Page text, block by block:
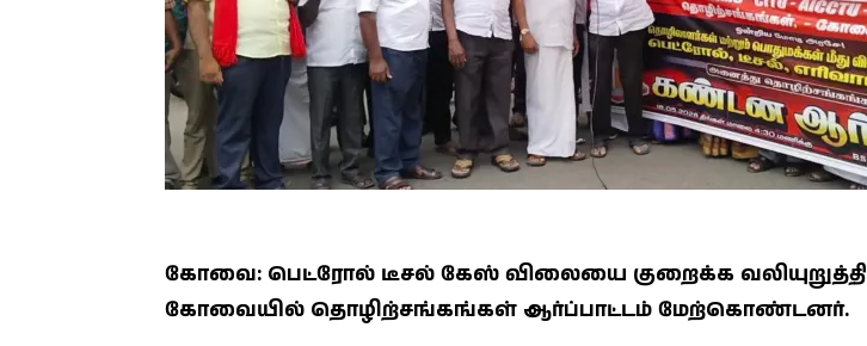
கோவை: பெட்ரோல் டீசல் கேஸ் விலையை குறைக்க வலியுறுத்தி
கோவையில் தொழிற்சங்கங்கள் ஆர்ப்பாட்டம் மேற்கொண்டனர்.